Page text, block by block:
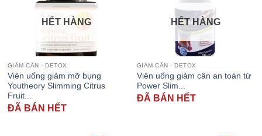
HẾT HÀNG
GIẢM CÂN - DETOX
Viên uống giảm mỡ bụng
Youtheory Slimming Citrus
Fruit...
ĐÃ BÁN HẾT
HẾT HÀNG
GIẢM CÂN - DETOX
Viên uống giảm cân an toàn từ
Power Slim...
ĐÃ BÁN HẾT